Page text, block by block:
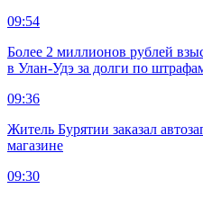
09:54
Более 2 миллионов рублей
в Улан-Удэ за долги по
09:36
Житель Бурятии заказал
магазине
09:30